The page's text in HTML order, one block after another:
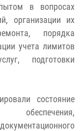
в вопросах
организации их
порядка
учета лимитов
подготовки
состояние
обеспечения,